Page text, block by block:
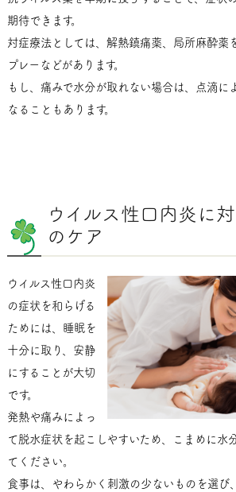
期待できます。
対症療法としては、解熱鎮痛薬、局所麻酔薬
プレーなどがあります。
もし、痛みで水分が取れない場合は、点滴に
なることもあります。
ウイルス性口内炎に
のケア
ウイルス性口内炎
の症状を和らげる
ためには、睡眠を
十分に取り、安静
にすることが大切
です。
発熱や痛みによっ
て脱水症状を起こしやすいため、こまめに水
てください。
食事は、やわらかく刺激の少ないものを選び